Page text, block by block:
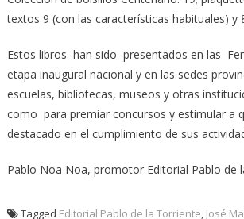
textos 9 (con las características habituales) y
Estos libros han sido presentados en las
etapa inaugural nacional y en las sedes
escuelas, bibliotecas, museos y otras
como para premiar concursos y estimular a
destacado en el cumplimiento de sus
Pablo Noa Noa, promotor Editorial Pablo de
Tagged Editorial Pablo de la Torriente, José